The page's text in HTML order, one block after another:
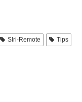
SIri-Remote
Tips